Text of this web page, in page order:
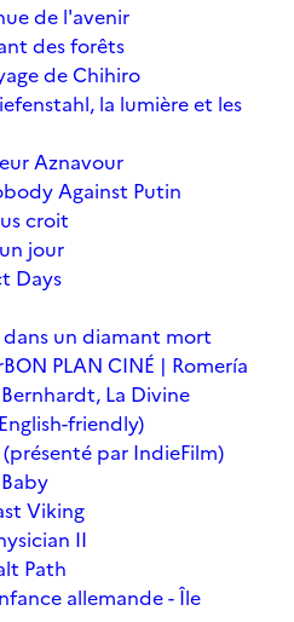
de l'avenir
des forêts
de Chihiro
la lumière et les
Aznavour
Against Putin
croit
jour
Days
dans un diamant mort
BON PLAN CINÉ | Romería
La Divine
friendly)
par IndieFilm)
Viking
II
Path
allemande - Île